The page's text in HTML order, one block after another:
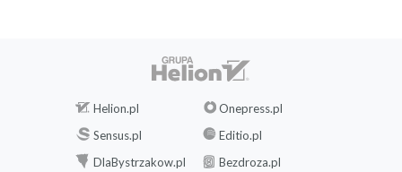
Helion.pl
Onepress.pl
Sensus.pl
Editio.pl
DlaBystrzakow.pl
Bezdroza.pl